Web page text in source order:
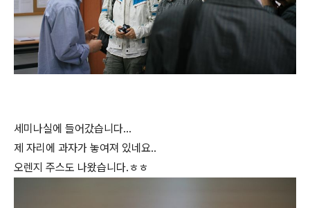
세미나실에 들어갔습니다...
제 자리에 과자가 놓여져 있네요..
오렌지 주스도 나왔습니다.ㅎㅎ